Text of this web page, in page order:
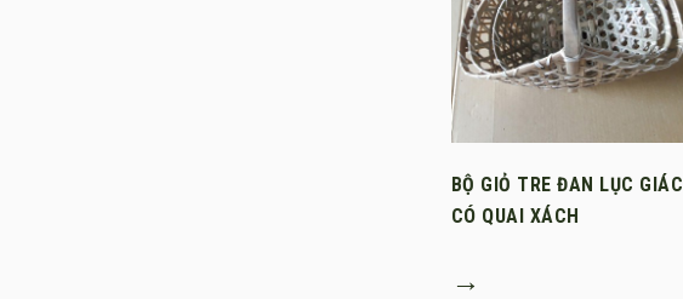
BỘ GIỎ TRE ĐAN LỤC GIÁC
CÓ QUAI XÁCH
→